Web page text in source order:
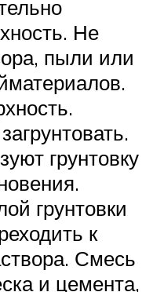
Не
пыли или
грунтовку
грунтовки
к
Смесь
и цемента,